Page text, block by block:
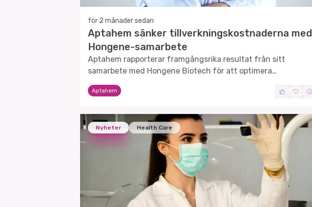
för 2 månader sedan
Aptahem sänker tillverkningskostnaderna med
Hongene-samarbete
Aptahem rapporterar framgångsrika resultat från sitt
samarbete med Hongene Biotech för att optimera
produktionen av Apta-1.
Aptahem
Nyheter Health Care